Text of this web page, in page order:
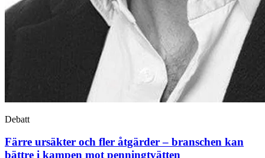
Debatt
Färre ursäkter och fler åtgärder – branschen kan
bättre i kampen mot penningtvätten